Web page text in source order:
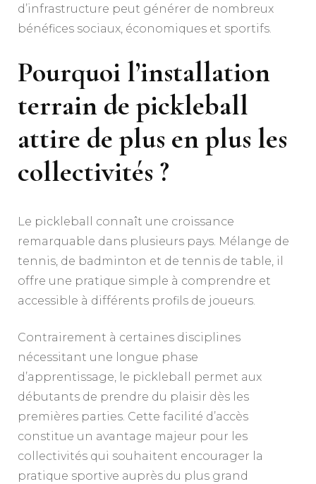
d’infrastructure peut générer de nombreux
bénéfices sociaux, économiques et sportifs.
Pourquoi l’installation
terrain de pickleball
attire de plus en plus les
collectivités ?
Le pickleball connaît une croissance
remarquable dans plusieurs pays. Mélange de
tennis, de badminton et de tennis de table, il
offre une pratique simple à comprendre et
accessible à différents profils de joueurs.
Contrairement à certaines disciplines
nécessitant une longue phase
d’apprentissage, le pickleball permet aux
débutants de prendre du plaisir dès les
premières parties. Cette facilité d’accès
constitue un avantage majeur pour les
collectivités qui souhaitent encourager la
pratique sportive auprès du plus grand